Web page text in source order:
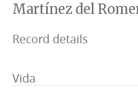
Martínez del
Record details
Vida